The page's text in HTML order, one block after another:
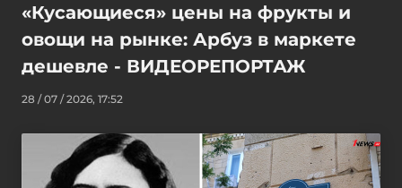
«Кусающиеся» цены на фрукты и
овощи на рынке: Арбуз в маркете
дешевле - ВИДЕОРЕПОРТАЖ
28 / 07 / 2026, 17:52